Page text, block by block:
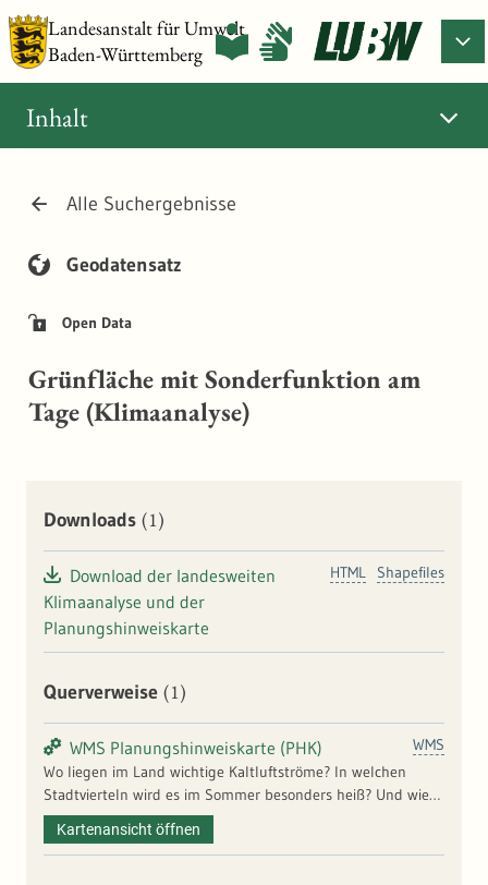
Landesanstalt für Umwelt
Baden-Württemberg
Alle Suchergebnisse
Geodatensatz
Open Data
Grünfläche mit Sonderfunktion am
Tage (Klimaanalyse)
Inhalt
Downloads (1)
Shapefiles
HTML
Download der landesweiten
Klimaanalyse und der
Planungshinweiskarte
Querverweise (1)
WMS
WMS Planungshinweiskarte (PHK)
Wo liegen im Land wichtige Kaltluftströme? In welchen
Stadtvierteln wird es im Sommer besonders heiß? Und wie
oft ist mit einer gesundheitlichen Belastung durch die
erhöhten Temperaturen zu rechnen? Auf der Klimaanalyse
Kartenansicht öffnen